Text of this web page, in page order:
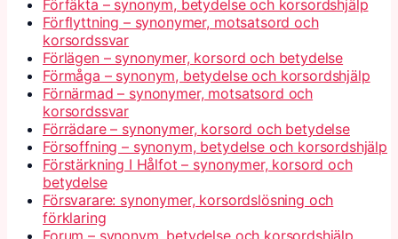
Förfäkta – synonym, betydelse och korsordshjälp
Förflyttning – synonymer, motsatsord och
korsordssvar
Förlägen – synonymer, korsord och betydelse
Förmåga – synonym, betydelse och korsordshjälp
Förnärmad – synonymer, motsatsord och
korsordssvar
Förrädare – synonymer, korsord och betydelse
Försoffning – synonym, betydelse och korsordshjälp
Förstärkning I Hålfot – synonymer, korsord och
betydelse
Försvarare: synonymer, korsordslösning och
förklaring
Forum – synonym, betydelse och korsordshjälp